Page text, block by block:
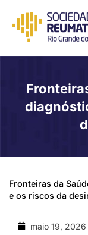
Fronteiras da
e os riscos da
maio 19, 2026